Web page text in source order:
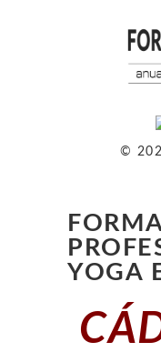
©
YOGA